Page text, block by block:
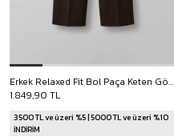
Erkek Relaxed Fit Bol Paça Keten Görünümlü Pileli Pantolon Kahverengi
1.849,90 TL
3500 TL ve üzeri %5 | 5000 TL ve üzeri %10
İNDİRİM